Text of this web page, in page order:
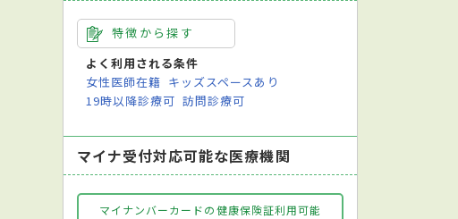
特徴から探す
よく利用される条件
女性医師在籍 キッズスペースあり
19時以降診療可 訪問診療可
マイナ受付対応可能な医療機関
マイナンバーカードの健康保険証利用可能